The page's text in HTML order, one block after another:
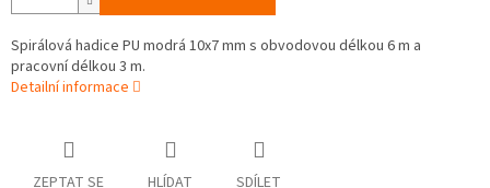
Spirálová hadice PU modrá 10x7 mm s obvodovou délkou 6 m a
pracovní délkou 3 m.
Detailní informace
ZEPTAT SE HLÍDAT SDÍLET